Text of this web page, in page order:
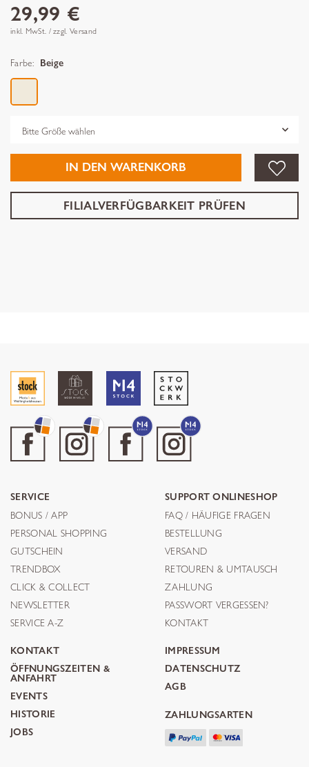
29,99 €
inkl. MwSt. / zzgl. Versand
Farbe: Beige
IN DEN WARENKORB
FILIALVERFÜGBARKEIT PRÜFEN
SERVICE
BONUS / APP
PERSONAL SHOPPING
GUTSCHEIN
TRENDBOX
CLICK & COLLECT
NEWSLETTER
SERVICE A-Z
SUPPORT ONLINESHOP
FAQ / HÄUFIGE FRAGEN
BESTELLUNG
VERSAND
RETOUREN & UMTAUSCH
ZAHLUNG
PASSWORT VERGESSEN?
KONTAKT
KONTAKT
ÖFFNUNGSZEITEN &
ANFAHRT
EVENTS
HISTORIE
JOBS
IMPRESSUM
DATENSCHUTZ
AGB
ZAHLUNGSARTEN